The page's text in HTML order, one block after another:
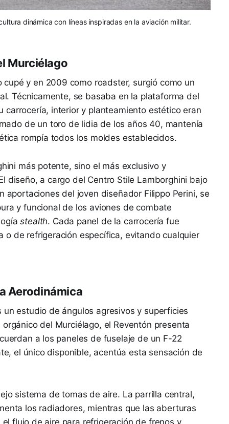
dinámica con líneas inspiradas en la aviación militar.
Murciélago
y en 2009 como roadster, surgió como un
Técnicamente, se basaba en la plataforma del
carrocería, interior y planteamiento estético eran
de un toro de lidia de los años 40, mantenía
rompía todos los moldes establecidos.
más potente, sino el más exclusivo y
diseño, a cargo del Centro Stile Lamborghini bajo
aportaciones del joven diseñador Filippo Perini, se
y funcional de los aviones de combate
stealth. Cada panel de la carrocería fue
o de refrigeración específica, evitando cualquier
Aerodinámica
estudio de ángulos agresivos y superficies
del Murciélago, el Reventón presenta
a los paneles de fuselaje de un F-22
el único disponible, acentúa esta sensación de
sistema de tomas de aire. La parrilla central,
los radiadores, mientras que las aberturas
flujo de aire para refrigeración de frenos y